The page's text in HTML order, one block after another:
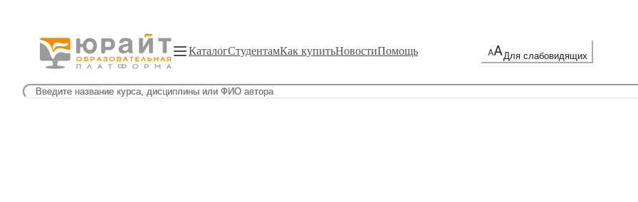
КаталогСтудентамКак купитьНовостиПомощь Для слабовидящих